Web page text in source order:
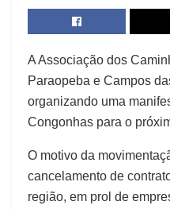
A Associação dos
Paraopeba e Campos
organizando uma
Congonhas para o
O motivo da
cancelamento de
região, em prol de